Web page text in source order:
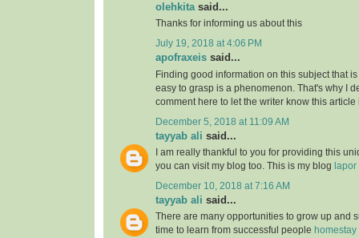
olehkitasaid...
Thanks for informing us about this
July 19, 2018 at 4:06 PM
apofraxeis said...
Finding good information on this subject that
easy to grasp is a phenomenon. That's why I
comment here to let the writer know this
December 5, 2018 at 11:09 AM
tayyab ali said...
I am really thankful to you for providing this
you can visit my blog too. This is my blog
December 10, 2018 at 7:16 AM
tayyab ali said...
There are many opportunities to grow up and
time to learn from successful people